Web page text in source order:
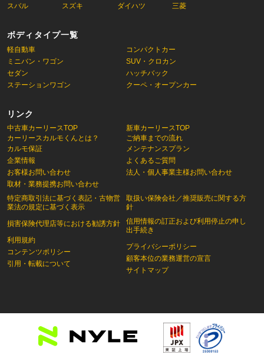
スバル
スズキ ダイハツ 三菱
ボディタイプ一覧
軽自動車
コンパクトカー
ミニバン・ワゴン
SUV・クロカン
セダン
ハッチバック
ステーションワゴン
クーペ・オープンカー
リンク
中古車カーリースTOP
カーリースカルモくんとは？
新車カーリースTOP
ご納車までの流れ
カルモ保証
企業情報
お客様お問い合わせ
取材・業務提携お問い合わせ
特定商取引法に基づく表記・古物営
業法の規定に基づく表示
損害保険代理店等における勧誘方針
利用規約
コンテンツポリシー
引用・転載について
メンテナンスプラン
よくあるご質問
法人・個人事業主様お問い合わせ
取扱い保険会社／推奨販売に関する方
針
信用情報の訂正および利用停止の申し
出手続き
プライバシーポリシー
顧客本位の業務運営の宣言
サイトマップ